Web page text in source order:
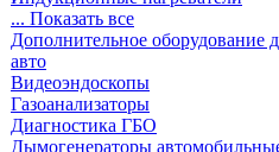
... Показать все
Дополнительное оборудование
авто
Видеоэндоскопы
Газоанализаторы
Диагностика ГБО
Дымогенераторы